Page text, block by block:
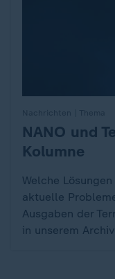
:NANO und
Kolumne
Welche
aktuelle
Ausgaben der
in unserem